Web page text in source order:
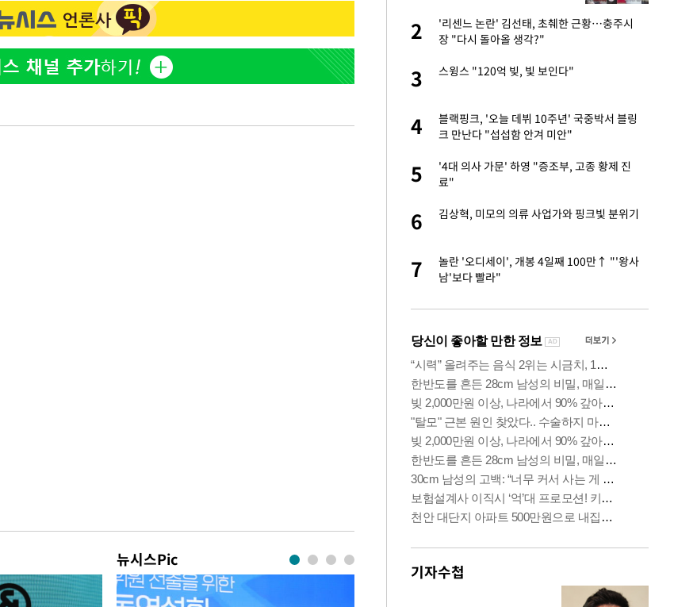
뉴시스Pic
2
라', 일주일 써보니
3
오세훈 "용산공원 아파트, 노무현·문재인 철
학 뒤집는 것"
4
2
'리센느 논란' 김선태, 초췌한 근황…충주시
장 "다시 돌아올 생각?"
3 스윙스 "120억 빚, 빛 보인다"
4
블랙핑크, '오늘 데뷔 10주년' 국중박서 블링
크 만난다 "섭섭함 안겨 미안"
5
'4대 의사 가문' 하영 "증조부, 고종 황제 진
료"
6 김상혁, 미모의 의류 사업가와 핑크빛 분위기
7
놀란 '오디세이', 개봉 4일째 100만↑ "'왕사
남'보다 빨라"
기자수첩